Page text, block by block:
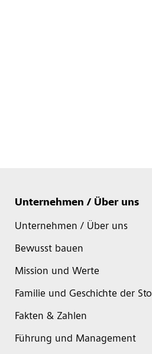
Unternehmen / Über uns
Unternehmen / Über uns
Bewusst bauen
Mission und Werte
Familie und Geschichte der Sto
Fakten & Zahlen
Führung und Management